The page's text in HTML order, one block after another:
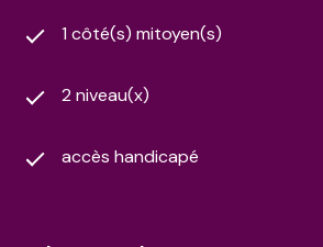
1 côté(s) mitoyen(s)
2 niveau(x)
accès handicapé